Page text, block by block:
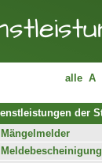
alle A
der
Mängelmelder